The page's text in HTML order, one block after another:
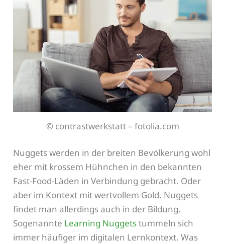
© contrastwerkstatt – fotolia.com
Nuggets werden in der breiten Bevölkerung wohl
eher mit krossem Hühnchen in den bekannten
Fast-Food-Läden in Verbindung gebracht. Oder
aber im Kontext mit wertvollem Gold. Nuggets
findet man allerdings auch in der Bildung.
Sogenannte Learning Nuggetstummeln sich
immer häufiger im digitalen Lernkontext. Was